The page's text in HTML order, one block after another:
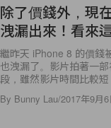
除了價錢外，現
洩漏出來！看來
繼昨天 iPhone 8 的價錢
也洩漏了。影片拍著一
段，雖然影片時間比較
By Bunny Lau/2017年9月6